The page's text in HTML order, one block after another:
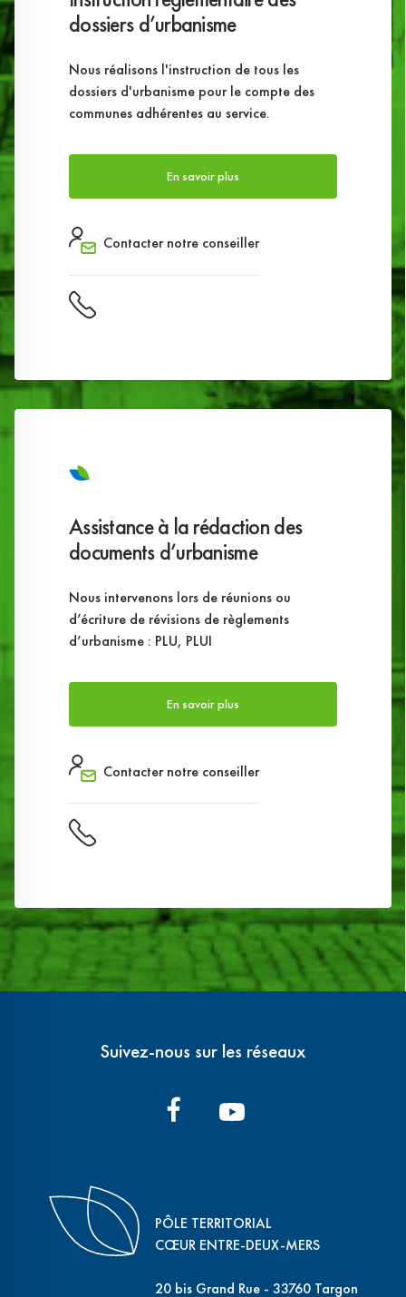
dossiers d’urbanisme
Nous réalisons l'instruction de tous les
dossiers d'urbanisme pour le compte des
communes adhérentes au service.
En savoir plus
Contacter notre conseiller
Assistance à la rédaction des
documents d’urbanisme
Nous intervenons lors de réunions ou
d’écriture de révisions de règlements
d’urbanisme : PLU, PLUI
En savoir plus
Contacter notre conseiller
Suivez-nous sur les réseaux
PÔLE TERRITORIAL
CŒUR ENTRE-DEUX-MERS
20 bis Grand Rue - 33760 Targon